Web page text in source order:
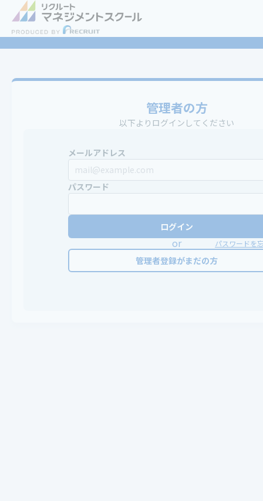
管理者の方
以下よりログインしてください
メールアドレス
パスワード
ログイン
or パスワードを
管理者登録がまだの方